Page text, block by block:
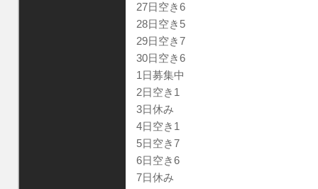
27日空き6
28日空き5
29日空き7
30日空き6
1日募集中
2日空き1
3日休み
4日空き1
5日空き7
6日空き6
7日休み